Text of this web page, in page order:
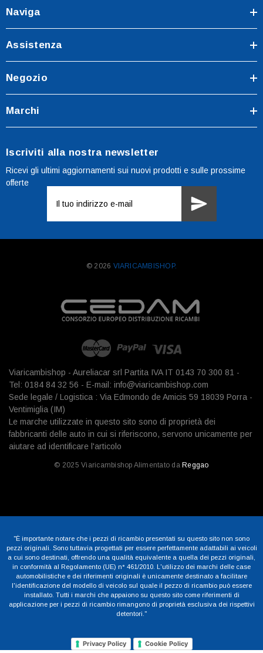
Naviga
Assistenza
Negozio
Marchi
Iscriviti alla nostra newsletter
Ricevi gli ultimi aggiornamenti sui nuovi prodotti e sulle prossime
offerte
mail
© 2026 VIARICAMBISHOP.
Viaricambishop - Aureliacar srl Partita IVA IT 0143 70 300 81 -
Tel: 0184 84 32 56 - E-mail: info@viaricambishop.com
Sede legale / Logistica : Via Edmondo de Amicis 59 18039 Porra -
Ventimiglia (IM)
Le marche utilizzate in questo sito sono di proprietà dei
fabbricanti delle auto in cui si riferiscono, servono unicamente per
aiutare ad identificare l'articolo
© 2025 Viaricambishop Alimentato da Reggao
"È importante notare che i pezzi di ricambio presentati su questo sito non sono
pezzi originali. Sono tuttavia progettati per essere perfettamente adattabili ai veicoli
a cui sono destinati, offrendo una qualità equivalente a quella dei pezzi originali,
in conformità al Regolamento (UE) n° 461/2010. L'utilizzo dei marchi delle case
automobilistiche e dei riferimenti originali è unicamente destinato a facilitare
l'identificazione del modello di veicolo sul quale il pezzo di ricambio può essere
installato. Tutti i marchi che appaiono su questo sito come riferimenti di
applicazione per i pezzi di ricambio rimangono di proprietà esclusiva dei rispettivi
detentori."
Privacy Policy Cookie Policy